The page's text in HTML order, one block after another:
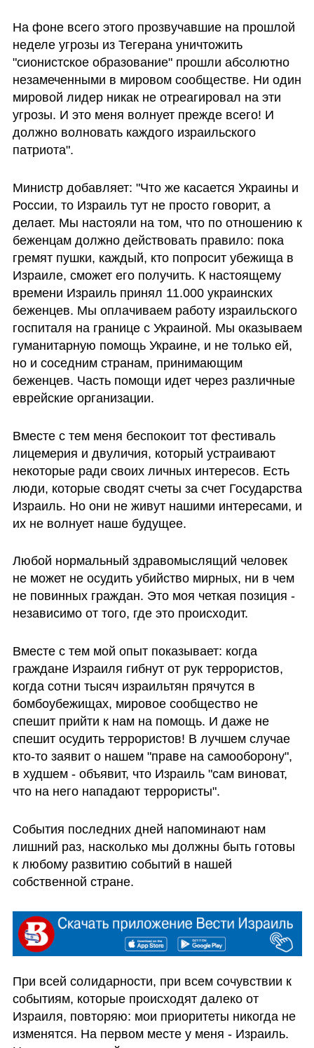
На фоне всего этого прозвучавшие на прошлой
неделе угрозы из Тегерана уничтожить
"сионистское образование" прошли абсолютно
незамеченными в мировом сообществе. Ни один
мировой лидер никак не отреагировал на эти
угрозы. И это меня волнует прежде всего! И
должно волновать каждого израильского
патриота".
Министр добавляет: "Что же касается Украины и
России, то Израиль тут не просто говорит, а
делает. Мы настояли на том, что по отношению к
беженцам должно действовать правило: пока
гремят пушки, каждый, кто попросит убежища в
Израиле, сможет его получить. К настоящему
времени Израиль принял 11.000 украинских
беженцев. Мы оплачиваем работу израильского
госпиталя на границе с Украиной. Мы оказываем
гуманитарную помощь Украине, и не только ей,
но и соседним странам, принимающим
беженцев. Часть помощи идет через различные
еврейские организации.
Вместе с тем меня беспокоит тот фестиваль
лицемерия и двуличия, который устраивают
некоторые ради своих личных интересов. Есть
люди, которые сводят счеты за счет Государства
Израиль. Но они не живут нашими интересами, и
их не волнует наше будущее.
Любой нормальный здравомыслящий человек
не может не осудить убийство мирных, ни в чем
не повинных граждан. Это моя четкая позиция -
независимо от того, где это происходит.
Вместе с тем мой опыт показывает: когда
граждане Израиля гибнут от рук террористов,
когда сотни тысяч израильтян прячутся в
бомбоубежищах, мировое сообщество не
спешит прийти к нам на помощь. И даже не
спешит осудить террористов! В лучшем случае
кто-то заявит о нашем "праве на самооборону",
в худшем - объявит, что Израиль "сам виноват,
что на него нападают террористы".
События последних дней напоминают нам
лишний раз, насколько мы должны быть готовы
к любому развитию событий в нашей
собственной стране.
При всей солидарности, при всем сочувствии к
событиям, которые происходят далеко от
Израиля, повторяю: мои приоритеты никогда не
изменятся. На первом месте у меня - Израиль.